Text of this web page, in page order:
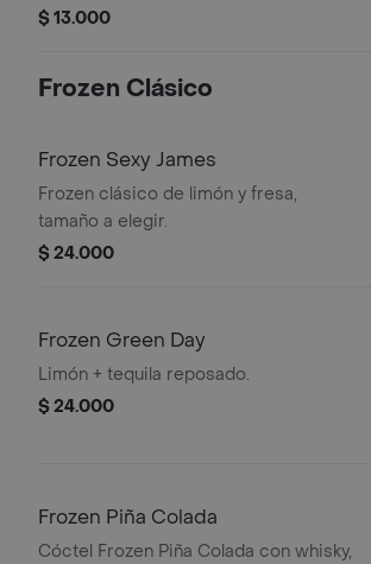
$ 13.000
Frozen Clásico
Frozen Sexy James
Frozen clásico de limón y fresa,
tamaño a elegir.
$ 24.000
Frozen Green Day
Limón + tequila reposado.
$ 24.000
Frozen Piña Colada
Cóctel Frozen Piña Colada con whisky,